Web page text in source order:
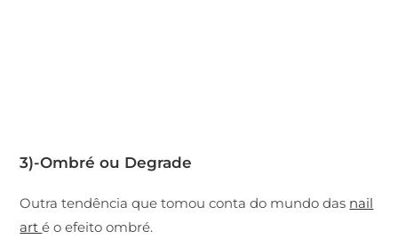
3)-Ombré ou Degrade
Outra tendência que tomou conta do mundo das nail
arté o efeito ombré.